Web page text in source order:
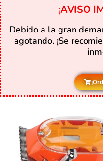
¡AVISO
Debido a la gran
agotando. ¡Se